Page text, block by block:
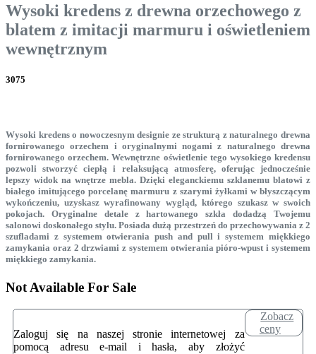
Wysoki kredens z drewna orzechowego z
blatem z imitacji marmuru i oświetleniem
wewnętrznym
3075
Wysoki kredens o nowoczesnym designie ze strukturą z naturalnego drewna
fornirowanego orzechem i oryginalnymi nogami z naturalnego drewna
fornirowanego orzechem. Wewnętrzne oświetlenie tego wysokiego kredensu
pozwoli stworzyć ciepłą i relaksującą atmosferę, oferując jednocześnie
lepszy widok na wnętrze mebla. Dzięki eleganckiemu szklanemu blatowi z
białego imitującego porcelanę marmuru z szarymi żyłkami w błyszczącym
wykończeniu, uzyskasz wyrafinowany wygląd, którego szukasz w swoich
pokojach. Oryginalne detale z hartowanego szkła dodadzą Twojemu
salonowi doskonałego stylu. Posiada dużą przestrzeń do przechowywania z 2
szufladami z systemem otwierania push and pull i systemem miękkiego
zamykania oraz 2 drzwiami z systemem otwierania pióro-wpust i systemem
miękkiego zamykania.
Not Available For Sale
Zaloguj się na naszej stronie internetowej za
pomocą adresu e-mail i hasła, aby złożyć
Zobacz
ceny